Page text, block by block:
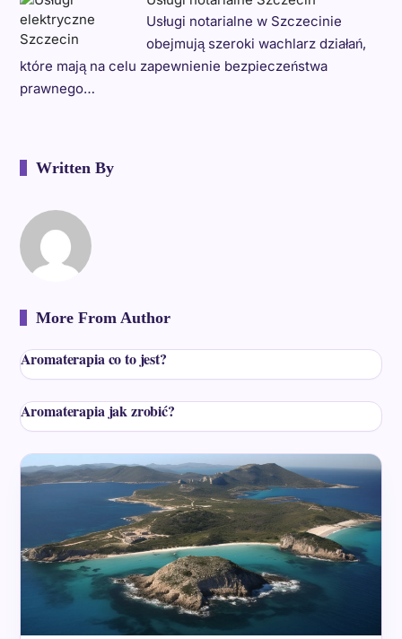
Usługi notarialne w Szczecinie
obejmują szeroki wachlarz działań,
które mają na celu zapewnienie bezpieczeństwa
prawnego…
Written By
More From Author
Aromaterapia co to jest?
Aromaterapia jak zrobić?